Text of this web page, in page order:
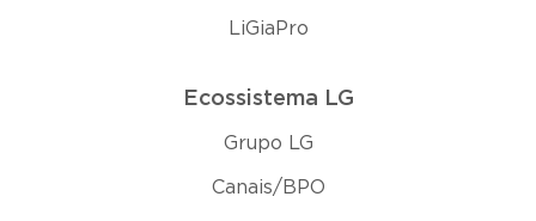
LiGiaPro
Ecossistema LG
Grupo LG
Canais/BPO